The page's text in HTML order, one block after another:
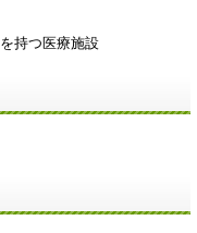
持つ医療施設